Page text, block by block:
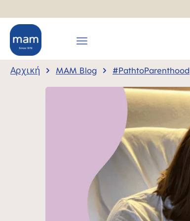
Αρχική MAM Blog #PathtoParenthood